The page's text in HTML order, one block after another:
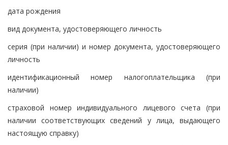
дата рождения
вид документа, удостоверяющего личность
серия (при наличии) и номер документа, удостоверяющего
личность
идентификационный номер налогоплательщика (при
наличии)
страховой номер индивидуального лицевого счета (при
наличии соответствующих сведений у лица, выдающего
настоящую справку)